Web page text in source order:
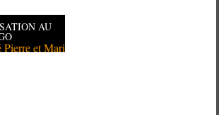
AU
et Marie